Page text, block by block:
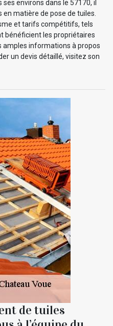
environs dans le 57170, il
matière de pose de tuiles.
et tarifs compétitifs, tels
bénéficient les propriétaires
amples informations à propos
un devis détaillé, visitez son
de tuiles